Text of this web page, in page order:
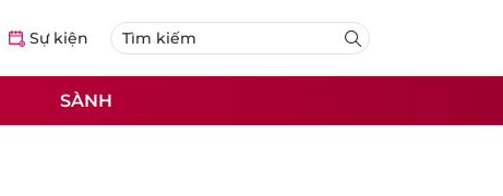
Sự kiện
SÀNH